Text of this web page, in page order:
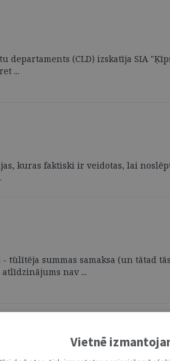
departaments (CLD) izskatīja SIA
...
kuras faktiski ir veidotas, lai
tūlītēja summas samaksa (un tātad
nav ...
Vietnē